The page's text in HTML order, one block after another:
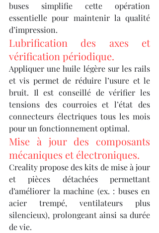
buses simplifie cette opération
essentielle pour maintenir la qualité
d’impression.
Lubrification des axes et
vérification périodique.
Appliquer une huile légère sur les rails
et vis permet de réduire l’usure et le
bruit. Il est conseillé de vérifier les
tensions des courroies et l’état des
connecteurs électriques tous les mois
pour un fonctionnement optimal.
Mise à jour des composants
mécaniques et électroniques.
Creality propose des kits de mise à jour
et pièces détachées permettant
d’améliorer la machine (ex. : buses en
acier trempé, ventilateurs plus
silencieux), prolongeant ainsi sa durée
de vie.